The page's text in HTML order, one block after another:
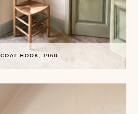
COAT HOOK, 1960